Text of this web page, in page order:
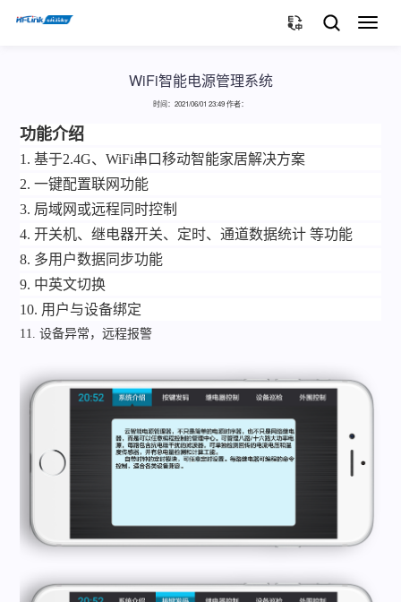
切
WiFi智能电源管理系统
时间：2021/06/01 23:49 作者：
功能介绍
1.基于2.4G、WiFi串口移动智能家居解决方案
2.一键配置联网功能
3. 局域网或远程同时控制
4. 开关机、继电器开关、定时、通道数据统计 等功能
8. 多用户数据同步功能
9. 中英文切换
10. 用户与设备绑定
11. 设备异常，远程报警